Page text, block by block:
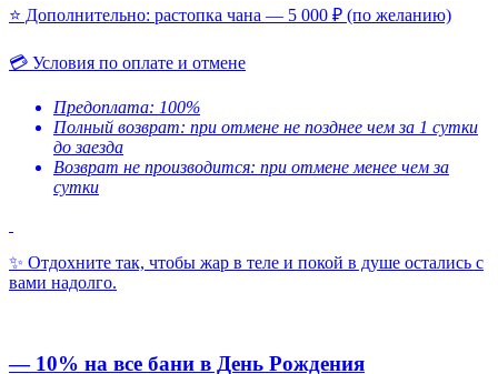
⭐ Дополнительно: растопка чана — 5 000 ₽ (по желанию)
💳 Условия по оплате и отмене
Предоплата: 100%
Полный возврат: при отмене не позднее чем за 1 сутки
до заезда
Возврат не производится: при отмене менее чем за
сутки
✨ Отдохните так, чтобы жар в теле и покой в душе остались с
вами надолго.
— 10% на все бани в День Рождения